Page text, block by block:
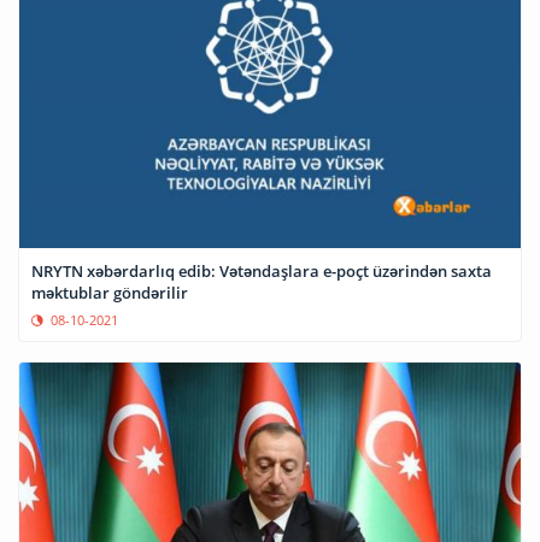
NRYTN xəbərdarlıq edib: Vətəndaşlara e-poçt üzərindən saxta
məktublar göndərilir
08-10-2021